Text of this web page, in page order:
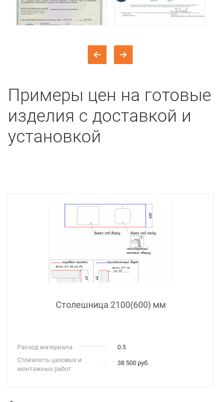
Примеры цен на готовые
изделия с доставкой и
установкой
Столешница 2100(600) мм
Расход материала
0.5
Стоимость цеховых и
монтажных работ
38 500 руб.